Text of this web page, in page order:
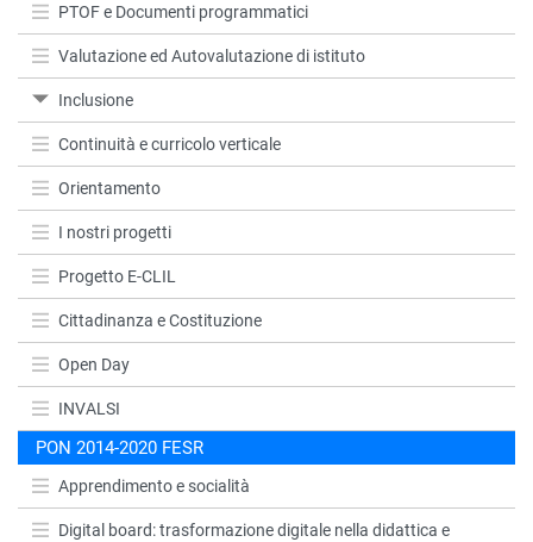
PTOF e Documenti programmatici
Valutazione ed Autovalutazione di istituto
Inclusione
Continuità e curricolo verticale
Orientamento
I nostri progetti
Progetto E-CLIL
Cittadinanza e Costituzione
Open Day
INVALSI
PON 2014-2020 FESR
Apprendimento e socialità
Digital board: trasformazione digitale nella didattica e